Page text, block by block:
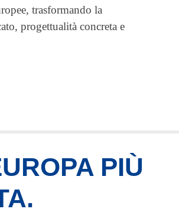
trasformando la
progettualità concreta e
PIÙ